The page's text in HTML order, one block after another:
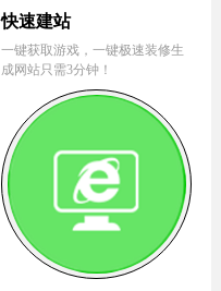
快速建站
一键获取游戏，一键极速装修生
成网站只需3分钟！